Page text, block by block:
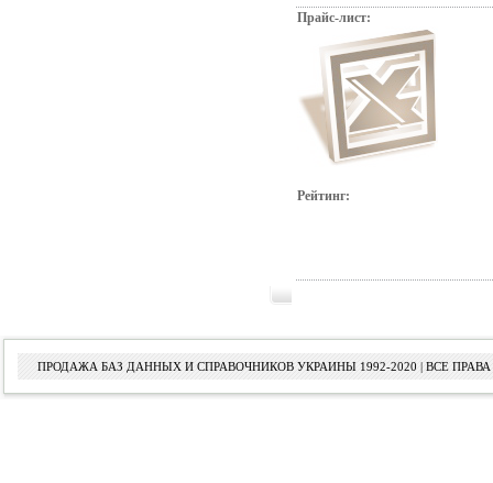
Прайс-лист:
Рейтинг:
ПРОДАЖА БАЗ ДАННЫХ И СПРАВОЧНИКОВ УКРАИНЫ 1992-2020 | ВСЕ